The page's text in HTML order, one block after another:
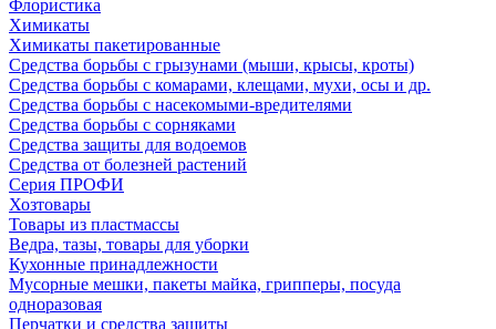
Флористика
Химикаты
Химикаты пакетированные
Средства борьбы с грызунами (мыши, крысы, кроты)
Средства борьбы с комарами, клещами, мухи, осы и др.
Средства борьбы с насекомыми-вредителями
Средства борьбы с сорняками
Средства защиты для водоемов
Средства от болезней растений
Серия ПРОФИ
Хозтовары
Товары из пластмассы
Ведра, тазы, товары для уборки
Кухонные принадлежности
Мусорные мешки, пакеты майка, грипперы, посуда
одноразовая
Перчатки и средства защиты